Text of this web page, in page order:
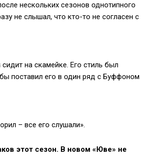
нескольких сезонов однотипного
не слышал, что кто-то не согласен с
на скамейке. Его стиль был
поставил его в один ряд с Буффоном
– все его слушали».
этот сезон. В новом «Юве» не